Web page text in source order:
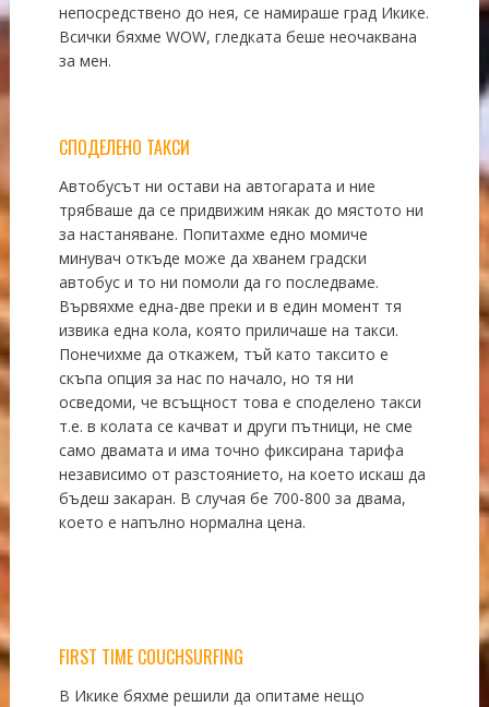
непосредствено до нея, се намираше град Икике.
Всички бяхме WOW, гледката беше неочаквана
за мен.
СПОДЕЛЕНО ТАКСИ
Автобусът ни остави на автогарата и ние
трябваше да се придвижим някак до мястото ни
за настаняване. Попитахме едно момиче
минувач откъде може да хванем градски
автобус и то ни помоли да го последваме.
Вървяхме една-две преки и в един момент тя
извика една кола, която приличаше на такси.
Понечихме да откажем, тъй като таксито е
скъпа опция за нас по начало, но тя ни
осведоми, че всъщност това е споделено такси
т.е. в колата се качват и други пътници, не сме
само двамата и има точно фиксирана тарифа
независимо от разстоянието, на което искаш да
бъдеш закаран. В случая бе 700-800 за двама,
което е напълно нормална цена.
FIRST TIME COUCHSURFING
В Икике бяхме решили да опитаме нещо